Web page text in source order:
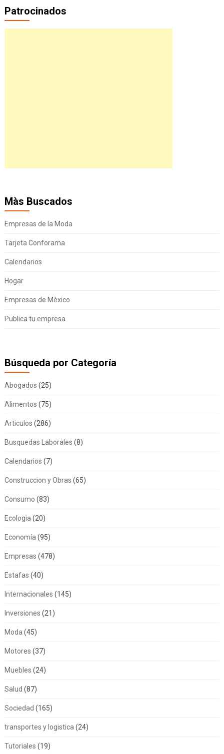
Patrocinados
Màs Buscados
Empresas de la Moda
Tarjeta Conforama
Calendarios
Hogar
Empresas de Mèxico
Publica tu empresa
Búsqueda por Categoría
Abogados (25)
Alimentos (75)
Articulos (286)
Busquedas Laborales (8)
Calendarios (7)
Construccion y Obras (65)
Consumo (83)
Ecologia(20)
Economía(95)
Empresas (478)
Estafas (40)
Internacionales (145)
Inversiones (21)
Moda(45)
Motores (37)
Muebles (24)
Salud (87)
Sociedad (165)
transportes y logistica(24)
Tutoriales (19)